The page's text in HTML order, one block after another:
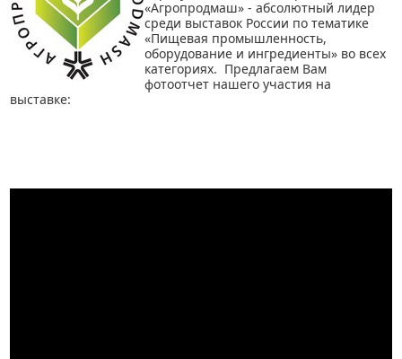
«Агропродмаш» - абсолютный лидер
среди выставок России по тематике
«Пищевая промышленность,
оборудование и ингредиенты» во всех
категориях. Предлагаем Вам
фотоотчет нашего участия на
выставке: